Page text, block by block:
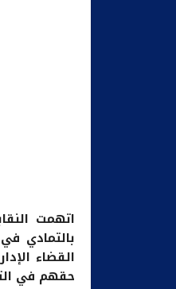
بالتمادي
القضاء
حقهم في